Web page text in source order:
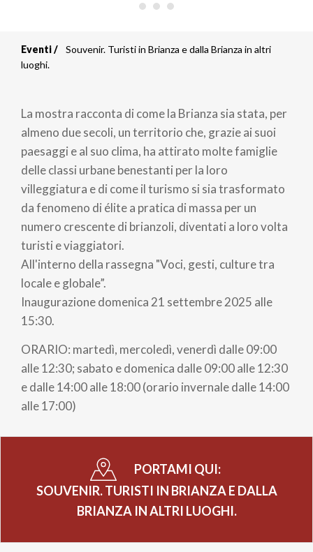
Briciole
pane
Eventi
Souvenir. Turisti in Brianza e dalla Brianza in altri
luoghi.
La mostra racconta di come la Brianza sia stata, per
almeno due secoli, un territorio che, grazie ai suoi
paesaggi e al suo clima, ha attirato molte famiglie
delle classi urbane benestanti per la loro
villeggiatura e di come il turismo si sia trasformato
da fenomeno di élite a pratica di massa per un
numero crescente di brianzoli, diventati a loro volta
turisti e viaggiatori.
All'interno della rassegna "Voci, gesti, culture tra
locale e globale”.
Inaugurazione domenica 21 settembre 2025 alle
15:30.
ORARIO: martedì, mercoledì, venerdì dalle 09:00
alle 12:30; sabato e domenica dalle 09:00 alle 12:30
e dalle 14:00 alle 18:00 (orario invernale dalle 14:00
alle 17:00)
PORTAMI QUI:
SOUVENIR. TURISTI IN BRIANZA E DALLA
BRIANZA IN ALTRI LUOGHI.